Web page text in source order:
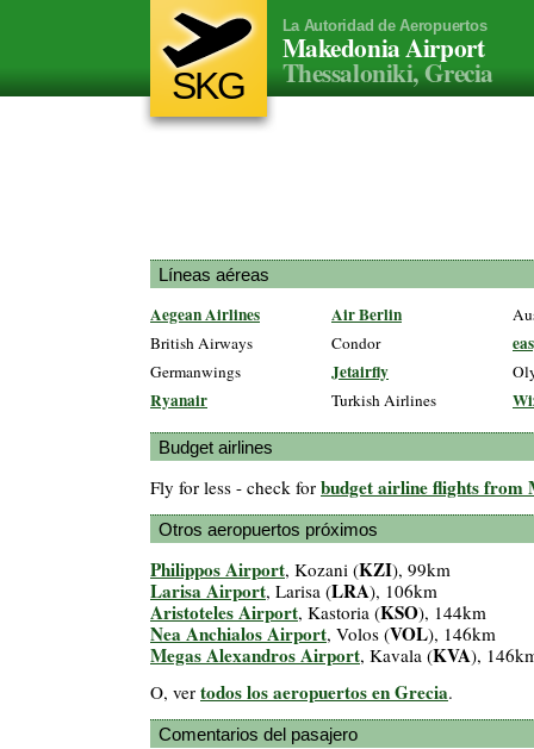
SKG
La Autoridad de Aeropuertos
Makedonia Airport
Thessaloniki, Grecia
Líneas aéreas
Aegean Airlines Air Berlin
British Airways
Condor
Germanwings Jetairfly
Ryanair Turkish Airlines
Budget airlines
Fly for less - check for budget airline flights from
Otros aeropuertos próximos
Philippos Airport, Kozani (KZI), 99km
Larisa Airport, Larisa (LRA), 106km
Aristoteles Airport, Kastoria (KSO), 144km
Nea Anchialos Airport, Volos (VOL), 146km
Megas Alexandros Airport, Kavala (KVA),
O, ver todos los aeropuertos en Grecia.
Comentarios del pasajero